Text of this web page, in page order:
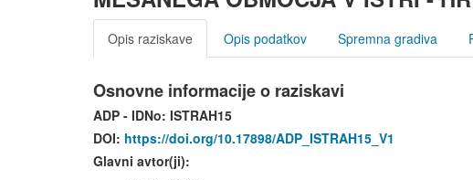
Opis raziskave Opis podatkov Spremna gradiva
Osnovne informacije o raziskavi
ADP - IDNo: ISTRAH15
DOI: https://doi.org/10.17898/ADP_ISTRAH15_V1
Glavni avtor(ji):